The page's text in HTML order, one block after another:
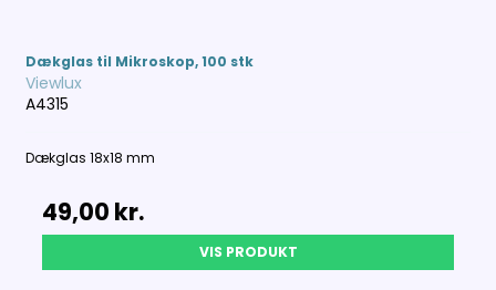
Dækglas til Mikroskop, 100 stk
Viewlux
A4315
Dækglas 18x18 mm
49,00 kr.
VIS PRODUKT